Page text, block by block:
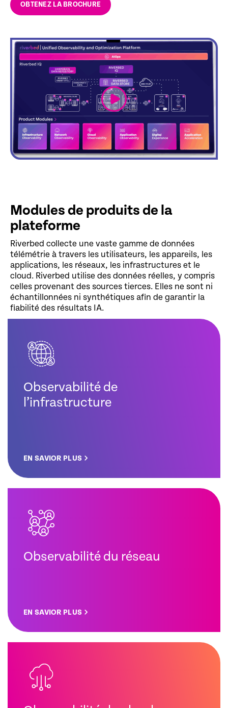
OBTENEZ LA BROCHURE
link
Modules de produits de la
plateforme
Riverbed collecte une vaste gamme de données
télémétrie à travers les utilisateurs, les appareils, les
applications, les réseaux, les infrastructures et le
cloud. Riverbed utilise des données réelles, y compris
celles provenant des sources tierces. Elles ne sont ni
échantillonnées ni synthétiques afin de garantir la
fiabilité des résultats IA.
Observabilité de
l’infrastructure
EN SAVIOR PLUS
Observabilité du réseau
EN SAVIOR PLUS